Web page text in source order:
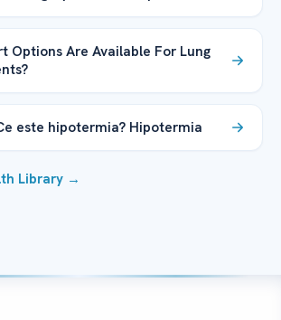
Options Are Available For Lung
este hipotermia? Hipotermia
Library →